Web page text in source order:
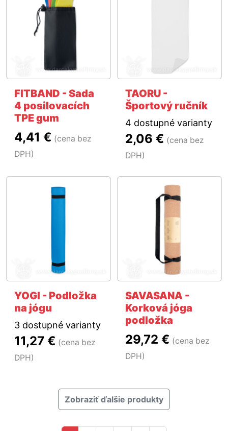
FITBAND - Sada
4 posilovacích
TPE gum
4,41 € (cena bez
DPH)
TAORU -
Športový ručník
4 dostupné varianty
2,06 € (cena bez
DPH)
YOGI - Podložka
na jógu
3 dostupné varianty
11,27 € (cena bez
DPH)
SAVASANA -
Korková jóga
podložka
29,72 € (cena bez
DPH)
Zobraziť ďalšie produkty